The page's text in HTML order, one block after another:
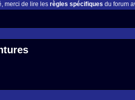
merci de lire les règles spécifiques du forum